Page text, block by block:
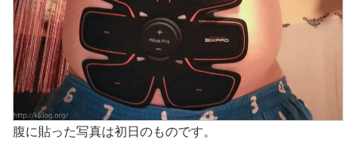
腹に貼った写真は初日のものです。